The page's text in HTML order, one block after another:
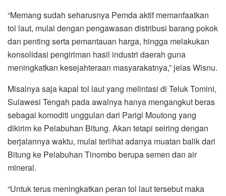
“Memang sudah seharusnya Pemda aktif memanfaatkan
tol laut, mulai dengan pengawasan distribusi barang pokok
dan penting serta pemantauan harga, hingga melakukan
konsolidasi pengiriman hasil industri daerah guna
meningkatkan kesejahteraan masyarakatnya,” jelas Wisnu.
Misalnya saja kapal tol laut yang melintasi di Teluk Tomini,
Sulawesi Tengah pada awalnya hanya mengangkut beras
sebagai komoditi unggulan dari Parigi Moutong yang
dikirim ke Pelabuhan Bitung. Akan tetapi seiring dengan
berjalannya waktu, mulai terlihat adanya muatan balik dari
Bitung ke Pelabuhan Tinombo berupa semen dan air
mineral.
“Untuk terus meningkatkan peran tol laut tersebut maka